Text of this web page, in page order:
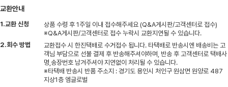
교환안내
1.교환 신청
상품 수령 후 1주일 이내 접수해주세요 (Q&A게시판/고객센터로 접수)
※Q&A게시판/고객센터로 접수 누락시 교환지연될 수 있습니다.
2.회수 방법
교환접수 시 한진택배로 수거접수 됩니다. 타택배로 반송시엔 배송비는 고
객님 부담으로 선불 결제 후 반송해주셔야하며, 반송 후 고객센터로 택배사
명,송장번호 남겨주셔야 지연없이 처리될 수 있습니다.
※타택배 반송시 반품 주소지 : 경기도 용인시 처인구 원삼면 원양로 487
지상1층 엠글로벌